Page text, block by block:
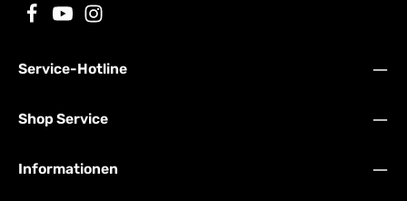
Service-Hotline
Shop Service
Informationen